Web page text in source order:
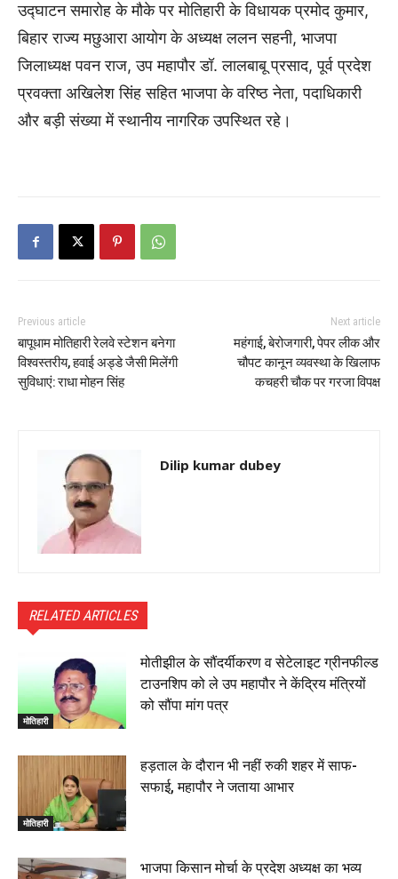
उद्घाटन समारोह के मौके पर मोतिहारी के विधायक प्रमोद कुमार,
बिहार राज्य मछुआरा आयोग के अध्यक्ष ललन सहनी, भाजपा
जिलाध्यक्ष पवन राज, उप महापौर डॉ. लालबाबू प्रसाद, पूर्व प्रदेश
प्रवक्ता अखिलेश सिंह सहित भाजपा के वरिष्ठ नेता, पदाधिकारी
और बड़ी संख्या में स्थानीय नागरिक उपस्थित रहे।
Previous article
बापूधाम मोतिहारी रेलवे स्टेशन बनेगा
विश्वस्तरीय, हवाई अड्डे जैसी मिलेंगी
सुविधाएं: राधा मोहन सिंह
Next article
महंगाई, बेरोजगारी, पेपर लीक और
चौपट कानून व्यवस्था के खिलाफ
कचहरी चौक पर गरजा विपक्ष
Dilip kumar dubey
RELATED ARTICLES
मोतिहारी
मोतीझील के सौंदर्यीकरण व सेटेलाइट ग्रीनफील्ड
टाउनशिप को ले उप महापौर ने केंद्रिय मंत्रियों
को सौंपा मांग पत्र
मोतिहारी
हड़ताल के दौरान भी नहीं रुकी शहर में साफ-
सफाई, महापौर ने जताया आभार
भाजपा किसान मोर्चा के प्रदेश अध्यक्ष का भव्य